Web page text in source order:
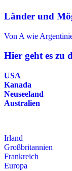
Länder und
Von A wie
Hier geht es zu
USA
Kanada
Neuseeland
Australien
Irland
Großbritannien
Frankreich
Europa